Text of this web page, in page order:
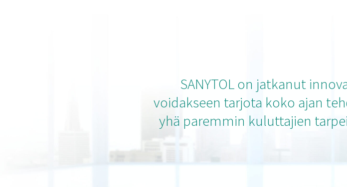
SANYTOL on jatkanut
voidakseen tarjota koko ajan
yhä paremmin kuluttajien